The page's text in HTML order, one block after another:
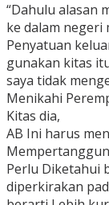
“Dahulu alasan
ke dalam
Penyatuan
gunakan kitas
saya tidak
Menikahi
Kitas dia,
AB Ini harus
Perlu Diketahui
diperkirakan